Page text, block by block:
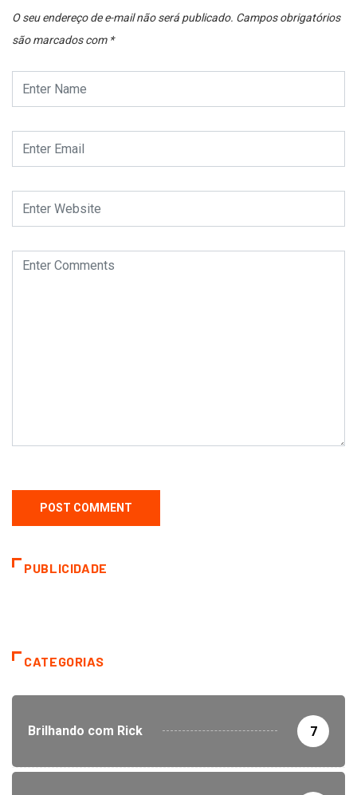
O seu endereço de e-mail não será publicado. Campos obrigatórios
são marcados com *
PUBLICIDADE
CATEGORIAS
Brilhando com Rick 7